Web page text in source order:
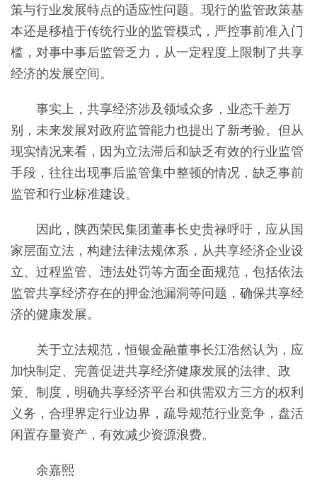
策与行业发展特点的适应性问题。现行的监管政策基
本还是移植于传统行业的监管模式，严控事前准入门
槛，对事中事后监管乏力，从一定程度上限制了共享
经济的发展空间。
事实上，共享经济涉及领域众多，业态千差万
别，未来发展对政府监管能力也提出了新考验。但从
现实情况来看，因为立法滞后和缺乏有效的行业监管
手段，往往出现事后监管集中整顿的情况，缺乏事前
监管和行业标准建设。
因此，陕西荣民集团董事长史贵禄呼吁，应从国
家层面立法，构建法律法规体系，从共享经济企业设
立、过程监管、违法处罚等方面全面规范，包括依法
监管共享经济存在的押金池漏洞等问题，确保共享经
济的健康发展。
关于立法规范，恒银金融董事长江浩然认为，应
加快制定、完善促进共享经济健康发展的法律、政
策、制度，明确共享经济平台和供需双方三方的权利
义务，合理界定行业边界，疏导规范行业竞争，盘活
闲置存量资产，有效减少资源浪费。
余嘉熙